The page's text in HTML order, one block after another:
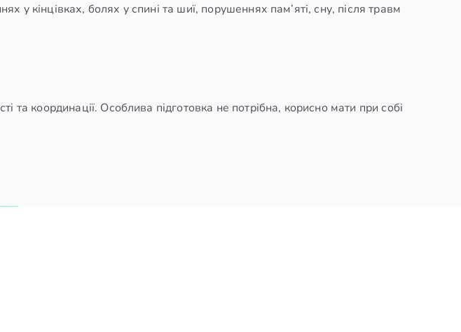
у кінцівках, болях у спині та шиї, порушеннях пам’яті, сну, після травм
та координації. Особлива підготовка не потрібна, корисно мати при собі